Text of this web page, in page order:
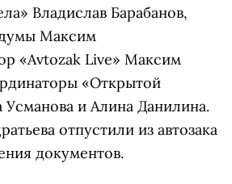
Владислав Барабанов,
Максим
«Avtozak Live» Максим
«Открытой
Усманова и Алина Данилина.
отпустили из автозака
документов.